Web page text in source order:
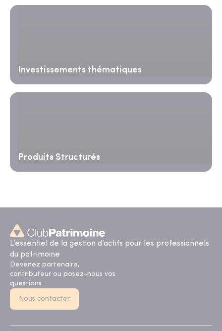
Investissements thématiques
Produits Structurés
L’essentiel de la gestion d’actifs pour les professionnels
du patrimoine
Devenez partenaire,
contributeur ou posez-nous vos
questions
Nous contacter